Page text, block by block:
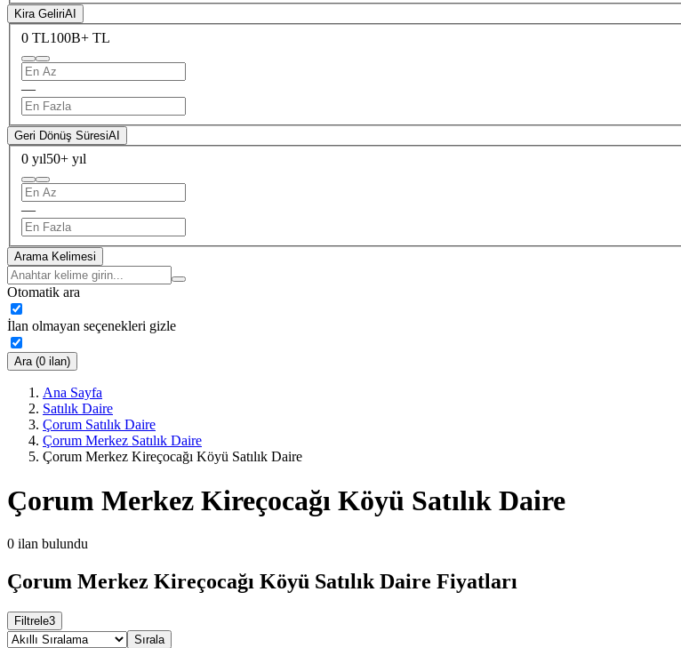
Kira GeliriAI
0 TL100B+ TL
—
Geri Dönüş SüresiAI
0 yıl50+ yıl
—
Arama Kelimesi
Otomatik ara
İlan olmayan seçenekleri gizle
Ara (0 ilan)
Ana Sayfa
Satılık Daire
Çorum Satılık Daire
Çorum Merkez Satılık Daire
Çorum Merkez Kireçocağı Köyü Satılık Daire
Çorum Merkez Kireçocağı Köyü Satılık Daire
0 ilan bulundu
Çorum Merkez Kireçocağı Köyü Satılık Daire Fiyatları
Filtrele3
Sırala